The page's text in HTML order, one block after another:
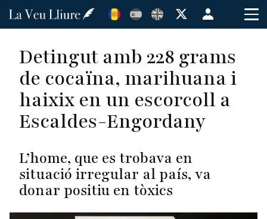
Vés
Menú
de
de
usuario
Detingut amb 228 grams
de cocaïna, marihuana i
haixix en un escorcoll a
Escaldes-Engordany
L’home, que es trobava en
situació irregular al país, va
donar positiu en tòxics